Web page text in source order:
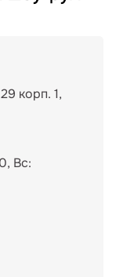
корп. 1,
Вс: